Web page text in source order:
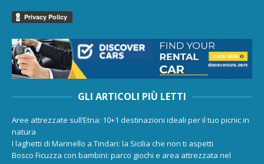
GLI ARTICOLI PIÙ LETTI
Aree attrezzate sull’Etna: 10+1 destinazioni ideali per il tuo picnic in
natura
I laghetti di Marinello a Tindari: la Sicilia che non ti aspetti
Bosco Ficuzza con bambini: parco giochi e area attrezzata nel